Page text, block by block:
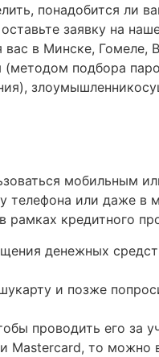
понадобится ли
заявку на
в Минске, Гомеле,
(методом подбора
мобильным
телефона или даже в
рамках кредитного
денежных
и позже
проводить его за
то можно